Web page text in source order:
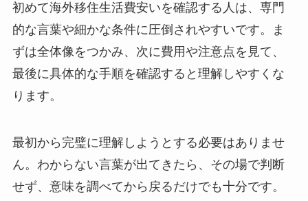
初めて海外移住生活費安いを確認する人は、専門
的な言葉や細かな条件に圧倒されやすいです。ま
ずは全体像をつかみ、次に費用や注意点を見て、
最後に具体的な手順を確認すると理解しやすくな
ります。
最初から完璧に理解しようとする必要はありませ
ん。わからない言葉が出てきたら、その場で判断
せず、意味を調べてから戻るだけでも十分です。